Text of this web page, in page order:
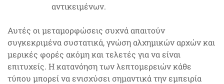
αντικειμένων.
Αυτές οι μεταμορφώσεις συχνά απαιτούν
συγκεκριμένα συστατικά, γνώση αλχημικών αρχών και
μερικές φορές ακόμη και τελετές για να είναι
επιτυχείς. Η κατανόηση των λεπτομερειών κάθε
τύπου μπορεί να ενισχύσει σημαντικά την εμπειρία